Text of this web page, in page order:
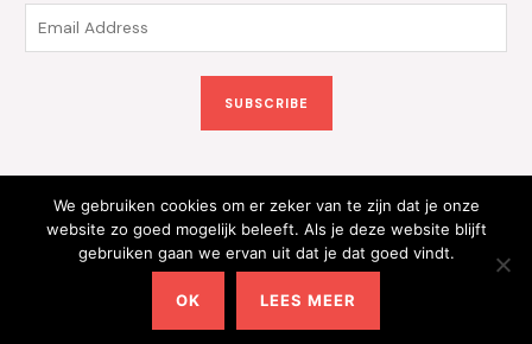
m
SUBSCRIBE
Copyright © 2026 Kinderkleding Onlineshop | Powered by
Kinderkleding Onlineshop
We gebruiken cookies om er zeker van te zijn dat je onze
website zo goed mogelijk beleeft. Als je deze website blijft
gebruiken gaan we ervan uit dat je dat goed vindt.
OK LEES MEER